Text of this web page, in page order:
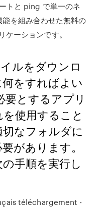
トと ping で単一のネ
を組み合わせた無料の
ーションです。
ルをダウンロ
をすればよい
とするアプリ
使用すること
なフォルダに
があります。
手順を実行し
téléchargement -